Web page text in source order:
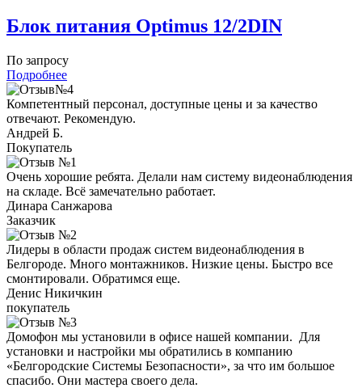
Блок питания Optimus 12/2DIN
По запросу
Подробнее
Компетентный персонал, доступные цены и за качество
отвечают. Рекомендую.
Андрей Б.
Покупатель
Очень хорошие ребята. Делали нам систему видеонаблюдения
на складе. Всё замечательно работает.
Динара Санжарова
Заказчик
Лидеры в области продаж систем видеонаблюдения в
Белгороде. Много монтажников. Низкие цены. Быстро все
смонтировали. Обратимся еще.
Денис Никичкин
покупатель
Домофон мы установили в офисе нашей компании. Для
установки и настройки мы обратились в компанию
«Белгородские Системы Безопасности», за что им большое
спасибо. Они мастера своего дела.